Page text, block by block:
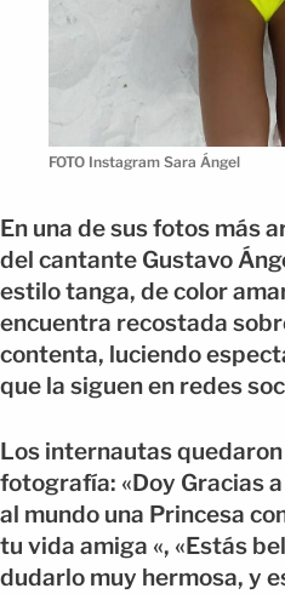
FOTO Instagram Sara Ángel
En una de sus fotos más
del cantante Gustavo
estilo tanga, de color
encuentra recostada
contenta, luciendo
que la siguen en redes
Los internautas
fotografía: «Doy Gracias
al mundo una Princesa
tu vida amiga «, «Estás
dudarlo muy hermosa, y